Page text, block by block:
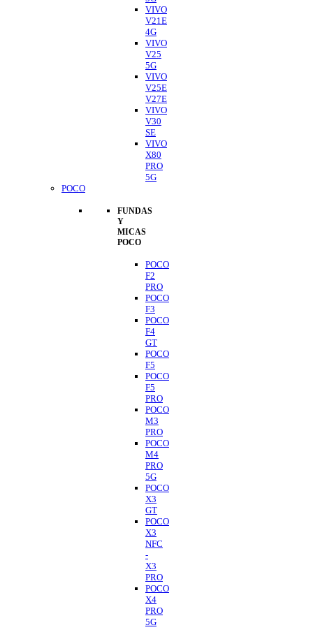
VIVO
V21E
4G
VIVO
V25
5G
VIVO
V25E
V27E
VIVO
V30
SE
VIVO
X80
PRO
5G
POCO
FUNDAS
Y
MICAS
POCO
POCO
F2
PRO
POCO
F3
POCO
F4
GT
POCO
F5
POCO
F5
PRO
POCO
M3
PRO
POCO
M4
PRO
5G
POCO
X3
GT
POCO
X3
NFC
-
X3
PRO
POCO
X4
PRO
5G